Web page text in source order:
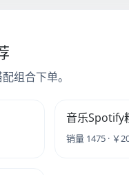
组合下单。
音乐
销量 1475 · ￥